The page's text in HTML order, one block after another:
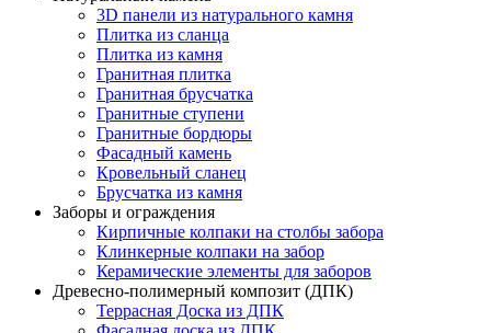
3D панели из натурального камня
Плитка из сланца
Плитка из камня
Гранитная плитка
Гранитная брусчатка
Гранитные ступени
Гранитные бордюры
Фасадный камень
Кровельный сланец
Брусчатка из камня
Заборы и ограждения
Кирпичные колпаки на столбы забора
Клинкерные колпаки на забор
Керамические элементы для заборов
Древесно-полимерный композит (ДПК)
Террасная Доска из ДПК